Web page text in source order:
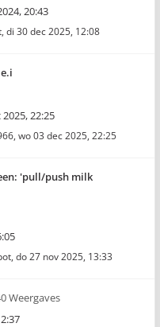
20:43
, di 30 dec 2025, 12:08
22:25
, wo 03 dec 2025, 22:25
'pull/push milk
, do 27 nov 2025, 13:33
Weergaves